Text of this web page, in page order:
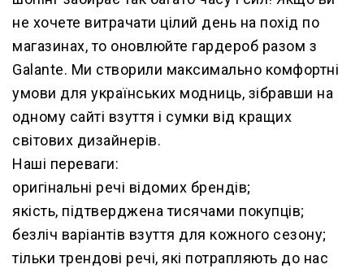
не хочете витрачати цілий день на похід по
магазинах, то оновлюйте гардероб разом з
Galante. Ми створили максимально комфортні
умови для українських модниць, зібравши на
одному сайті взуття і сумки від кращих
світових дизайнерів.
Наші переваги:
оригінальні речі відомих брендів;
якість, підтверджена тисячами покупців;
безліч варіантів взуття для кожного сезону;
тільки трендові речі, які потрапляють до нас